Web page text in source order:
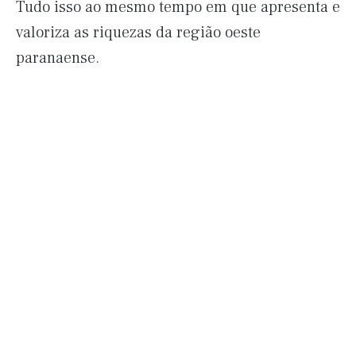
Tudo isso ao mesmo tempo em que apresenta e
valoriza as riquezas da região oeste
paranaense.